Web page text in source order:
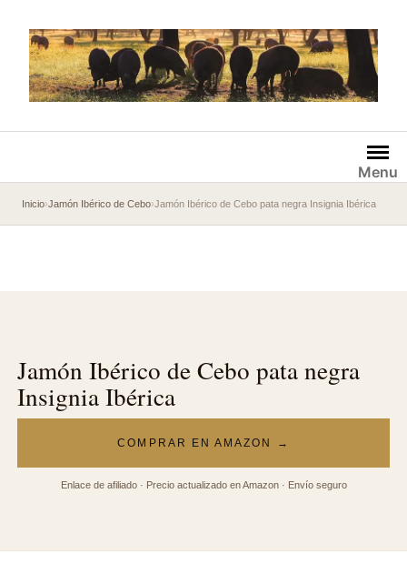
contenido
Menu
Inicio›Jamón Ibérico de Cebo›Jamón Ibérico de Cebo pata negra Insignia Ibérica
Jamón Ibérico de Cebo pata negra
Insignia Ibérica
COMPRAR EN AMAZON →
Enlace de afiliado · Precio actualizado en Amazon · Envío seguro